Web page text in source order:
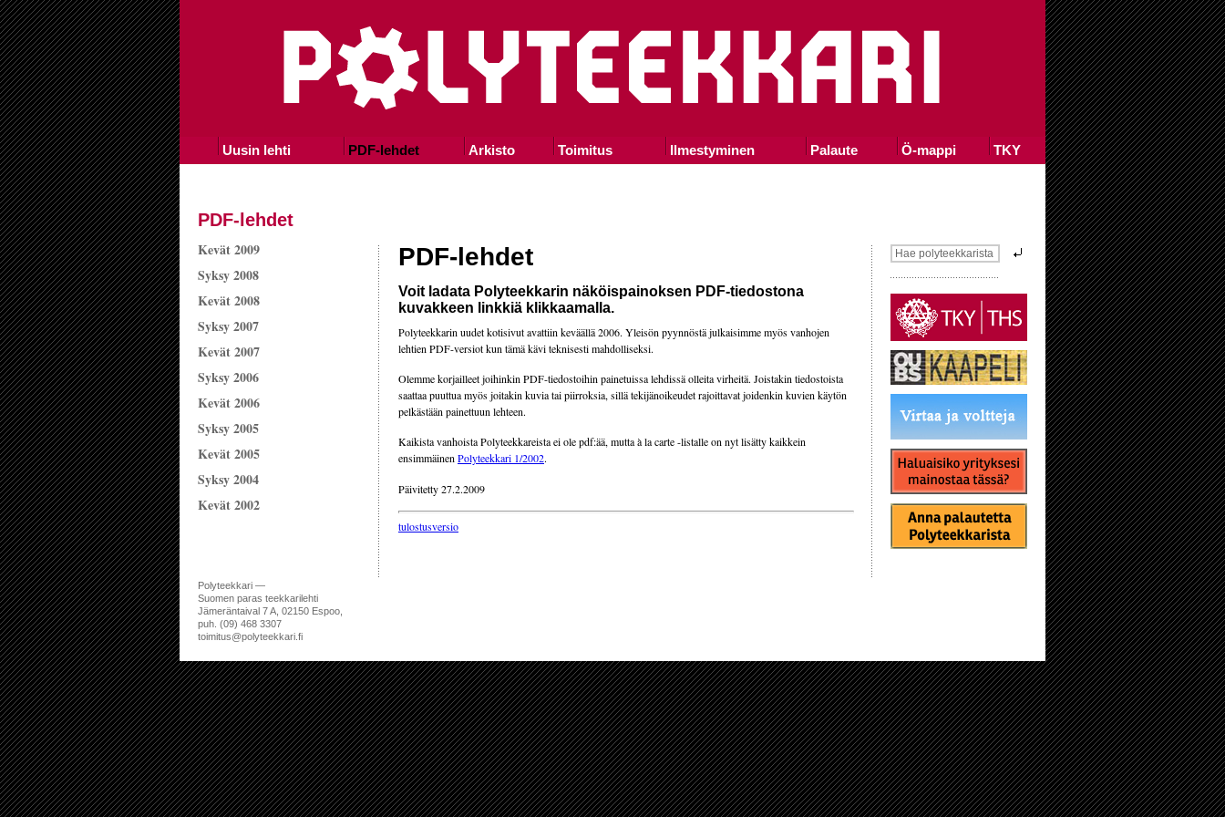
Uusin lehti PDF-lehdet Arkisto Toimitus Ilmestyminen Palaute Ö-mappi TKY
PDF-lehdet
Kevät 2009
Syksy 2008
Kevät 2008
Syksy 2007
Kevät 2007
Syksy 2006
Kevät 2006
Syksy 2005
Kevät 2005
Syksy 2004
Kevät 2002
PDF-lehdet
Voit ladata Polyteekkarin näköispainoksen PDF-tiedostona
kuvakkeen linkkiä klikkaamalla.
Polyteekkarin uudet kotisivut avattiin keväällä 2006. Yleisön pyynnöstä julkaisimme myös vanhojen
lehtien PDF-versiot kun tämä kävi teknisesti mahdolliseksi.
Olemme korjailleet joihinkin PDF-tiedostoihin painetuissa lehdissä olleita virheitä. Joistakin tiedostoista
saattaa puuttua myös joitakin kuvia tai piirroksia, sillä tekijänoikeudet rajoittavat joidenkin kuvien käytön
pelkästään painettuun lehteen.
Kaikista vanhoista Polyteekkareista ei ole pdf:ää, mutta à la carte -listalle on nyt lisätty kaikkein
ensimmäinen Polyteekkari 1/2002.
Päivitetty 27.2.2009
tulostusversio
Polyteekkari —
Suomen paras teekkarilehti
Jämeräntaival 7 A, 02150 Espoo,
puh. (09) 468 3307
toimitus@polyteekkari.fi